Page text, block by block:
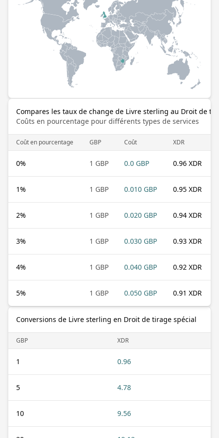
Compares les taux de change de Livre sterling au Droit de
Coûts en pourcentage pour différents types de services
Coût en pourcentage GBP Coût XDR
0% 1 GBP 0.0 GBP 0.96 XDR
1% 1 GBP 0.010 GBP 0.95 XDR
2% 1 GBP 0.020 GBP 0.94 XDR
3% 1 GBP 0.030 GBP 0.93 XDR
4% 1 GBP 0.040 GBP 0.92 XDR
5% 1 GBP 0.050 GBP 0.91 XDR
Conversions de Livre sterling en Droit de tirage spécial
GBP XDR
1 0.96
5 4.78
10 9.56